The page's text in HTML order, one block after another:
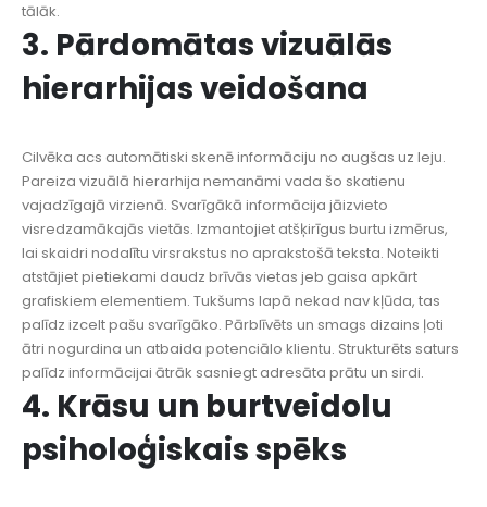
tālāk.
3. Pārdomātas vizuālās
hierarhijas veidošana
Cilvēka acs automātiski skenē informāciju no augšas uz leju.
Pareiza vizuālā hierarhija nemanāmi vada šo skatienu
vajadzīgajā virzienā. Svarīgākā informācija jāizvieto
visredzamākajās vietās. Izmantojiet atšķirīgus burtu izmērus,
lai skaidri nodalītu virsrakstus no aprakstošā teksta. Noteikti
atstājiet pietiekami daudz brīvās vietas jeb gaisa apkārt
grafiskiem elementiem. Tukšums lapā nekad nav kļūda, tas
palīdz izcelt pašu svarīgāko. Pārblīvēts un smags dizains ļoti
ātri nogurdina un atbaida potenciālo klientu. Strukturēts saturs
palīdz informācijai ātrāk sasniegt adresāta prātu un sirdi.
4. Krāsu un burtveidolu
psiholoģiskais spēks